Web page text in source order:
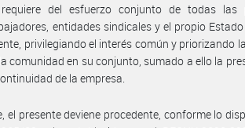
del esfuerzo conjunto de todas las
entidades sindicales y el propio
privilegiando el interés común y priorizando
comunidad en su conjunto, sumado a ello la
de la empresa.
el presente deviene procedente, conforme lo